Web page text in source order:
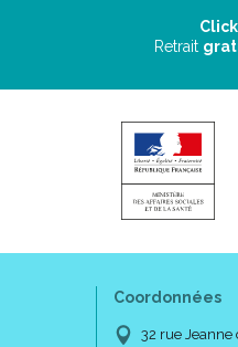
Retrait
Coordonnées
32 rue Jeanne